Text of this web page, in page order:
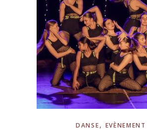
DANSE, EVÈNEMENT